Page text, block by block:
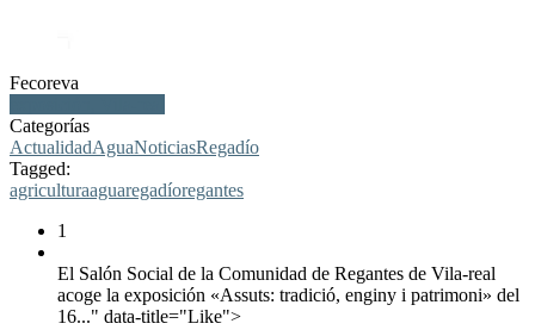
Fecoreva
Categorías
ActualidadAguaNoticiasRegadío
Tagged:
agriculturaaguaregadíoregantes
1
El Salón Social de la Comunidad de Regantes de Vila-real
acoge la exposición «Assuts: tradició, enginy i patrimoni» del
16..." data-title="Like">